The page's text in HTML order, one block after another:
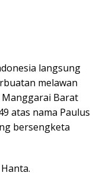
langsung
melawan
Barat
atas nama Paulus
bersengketa